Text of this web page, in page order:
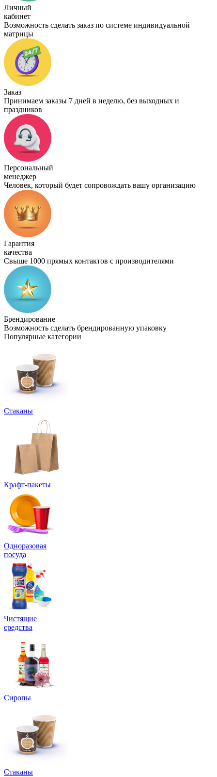
Личный
кабинет
Возможность сделать заказ по системе индивидуальной
матрицы
Заказ
Принимаем заказы 7 дней в неделю, без выходных и
праздников
Персональный
менеджер
Человек, который будет сопровождать вашу организацию
Гарантия
качества
Свыше 1000 прямых контактов с производителями
Брендирование
Возможность сделать брендированную упаковку
Популярные категории
Стаканы
Крафт-пакеты
Одноразовая
посуда
Чистящие
средства
Сиропы
Стаканы